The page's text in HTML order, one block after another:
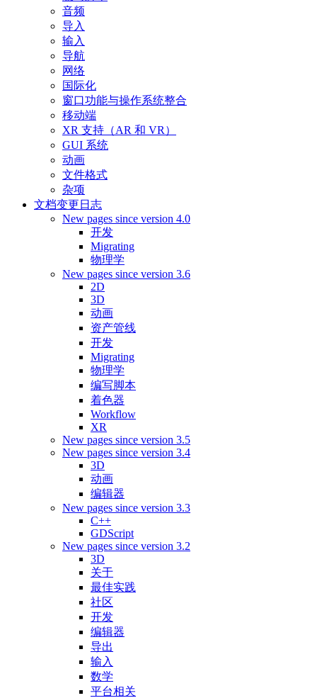
音频
导入
输入
导航
网络
国际化
窗口功能与操作系统整合
移动端
XR 支持（AR 和 VR）
GUI 系统
动画
文件格式
杂项
文档变更日志
New pages since version 4.0
开发
Migrating
物理学
New pages since version 3.6
2D
3D
动画
资产管线
开发
Migrating
物理学
编写脚本
着色器
Workflow
XR
New pages since version 3.5
New pages since version 3.4
3D
动画
编辑器
New pages since version 3.3
C++
GDScript
New pages since version 3.2
3D
关于
最佳实践
社区
开发
编辑器
导出
输入
数学
平台相关